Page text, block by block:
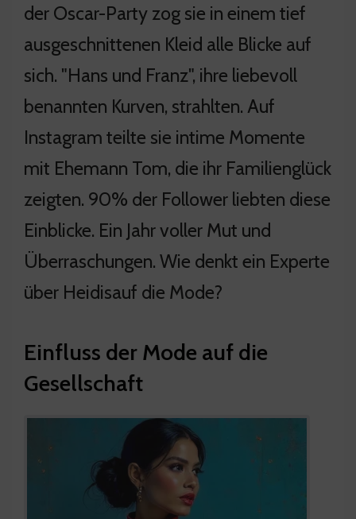
der Oscar-Party zog sie in einem tief
ausgeschnittenen Kleid alle Blicke auf
sich. "Hans und Franz", ihre liebevoll
benannten Kurven, strahlten. Auf
Instagram teilte sie intime Momente
mit Ehemann Tom, die ihr Familienglück
zeigten. 90% der Follower liebten diese
Einblicke. Ein Jahr voller Mut und
Überraschungen. Wie denkt ein Experte
über Heidisauf die Mode?
Einfluss der Mode auf die
Gesellschaft